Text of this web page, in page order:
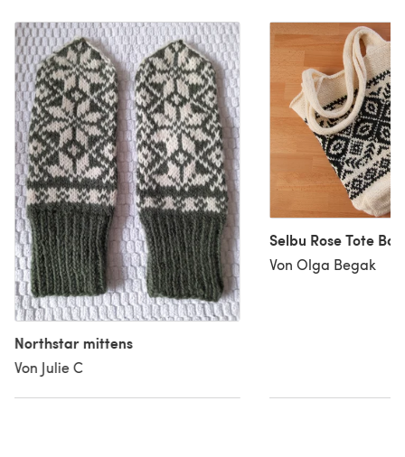
Northstar mittens
Von Julie C
Selbu Rose Tote Bag
Von Olga Begak